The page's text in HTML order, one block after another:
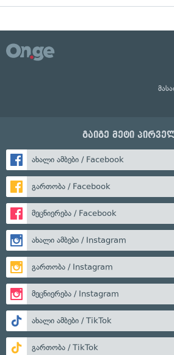
გაიგე მეტი
ახალი ამბები / Facebook
გართობა / Facebook
მეცნიერება / Facebook
ახალი ამბები / Instagram
გართობა / Instagram
მეცნიერება / Instagram
ახალი ამბები / TikTok
გართობა / TikTok